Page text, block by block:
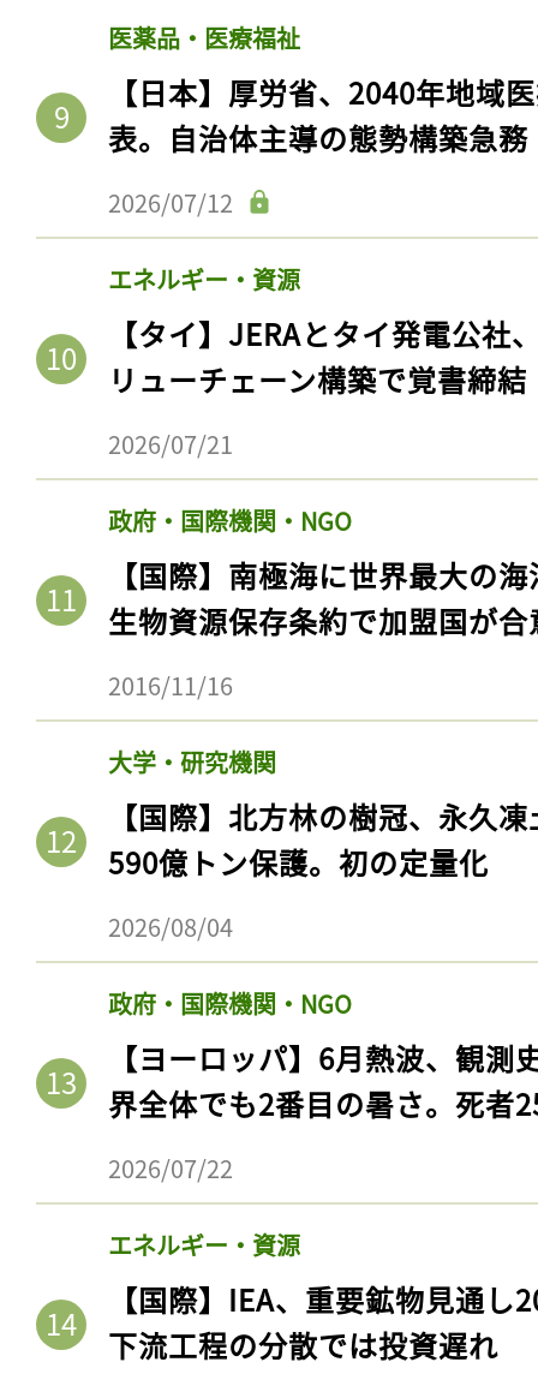
医薬品・医療福祉
【日本】厚労省、2040年地域
表。自治体主導の態勢構築急務
2026/07/12
エネルギー・資源
【タイ】JERAとタイ発電公社
リューチェーン構築で覚書締結
2026/07/21
政府・国際機関・NGO
【国際】南極海に世界最大の
生物資源保存条約で加盟国が合
2016/11/16
大学・研究機関
【国際】北方林の樹冠、永久
590億トン保護。初の定量化
2026/08/04
政府・国際機関・NGO
【ヨーロッパ】6月熱波、観
界全体でも2番目の暑さ。死者
2026/07/22
エネルギー・資源
【国際】IEA、重要鉱物見通
下流工程の分散では投資遅れ